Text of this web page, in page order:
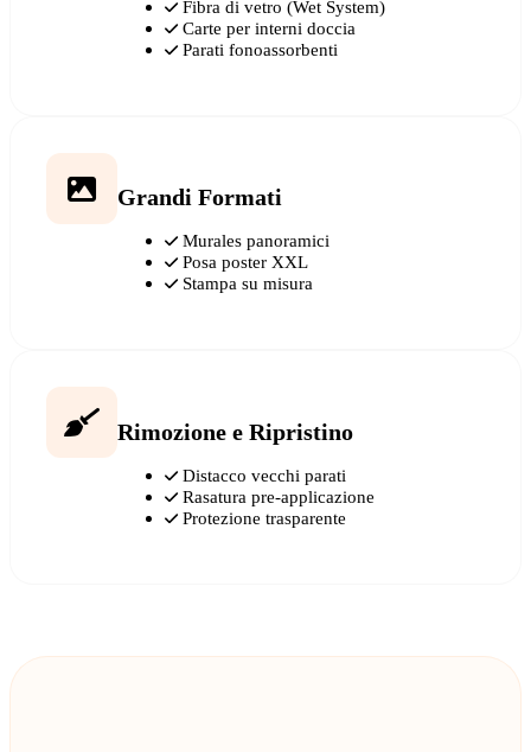
Fibra di vetro (Wet System)
Carte per interni doccia
Parati fonoassorbenti
Grandi Formati
Murales panoramici
Posa poster XXL
Stampa su misura
Rimozione e Ripristino
Distacco vecchi parati
Rasatura pre-applicazione
Protezione trasparente